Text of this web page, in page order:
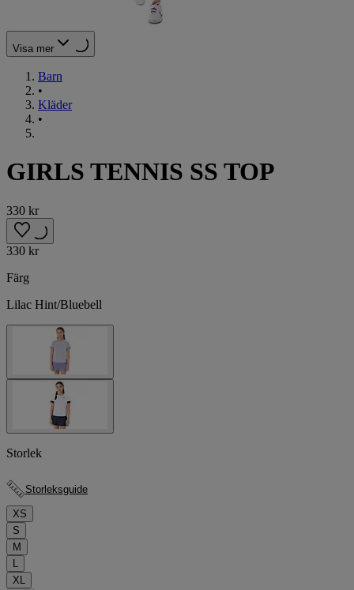
Visa mer
Barn
•
Kläder
•
GIRLS TENNIS SS TOP
330 kr
330 kr
Färg
Lilac Hint/Bluebell
Storlek
Storleksguide
XS
S
M
L
XL